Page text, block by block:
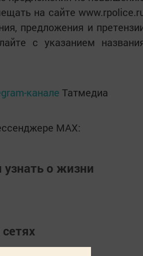
на сайте
предложения и
с указанием
канале Татмедиа
MАХ:
узнать о жизни